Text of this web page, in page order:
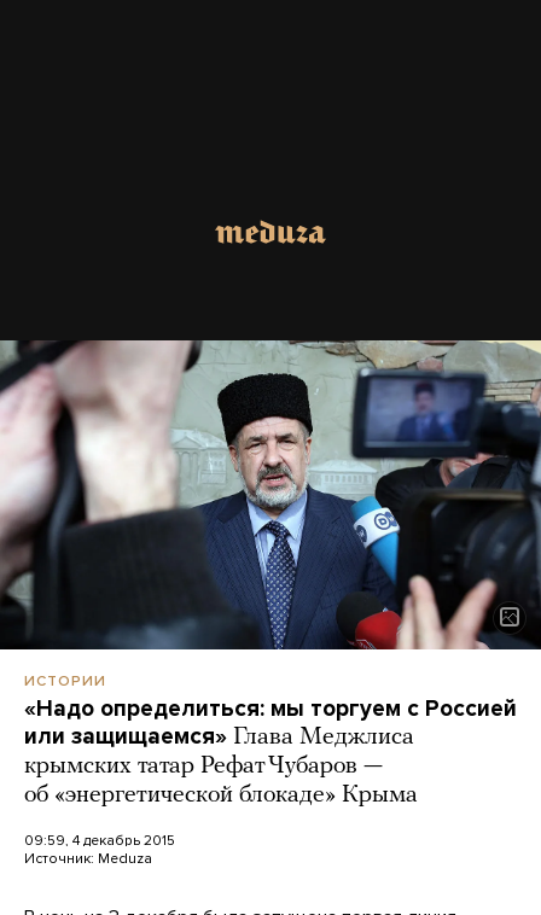
ИСТОРИИ
«Надо определиться: мы торгуем с Россией
или защищаемся» Глава Меджлиса
крымских татар Рефат Чубаров —
об «энергетической блокаде» Крыма
09:59, 4 декабрь 2015
Источник: Meduza